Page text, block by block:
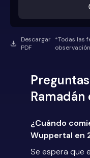
Descargar
PDF
*Todas las
¿Cuándo
Wuppertal en
Se espera que